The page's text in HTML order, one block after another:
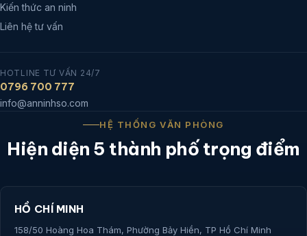
Kiến thức an ninh
Liên hệ tư vấn
HOTLINE TƯ VẤN 24/7
0796 700 777
info@anninhso.com
HỆ THỐNG VĂN PHÒNG
Hiện diện 5 thành phố trọng điểm
HỒ CHÍ MINH
158/50 Hoàng Hoa Thám, Phường Bảy Hiền, TP Hồ Chí Minh